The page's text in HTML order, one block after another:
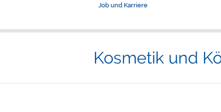
Job und Karriere
Kosmetik und